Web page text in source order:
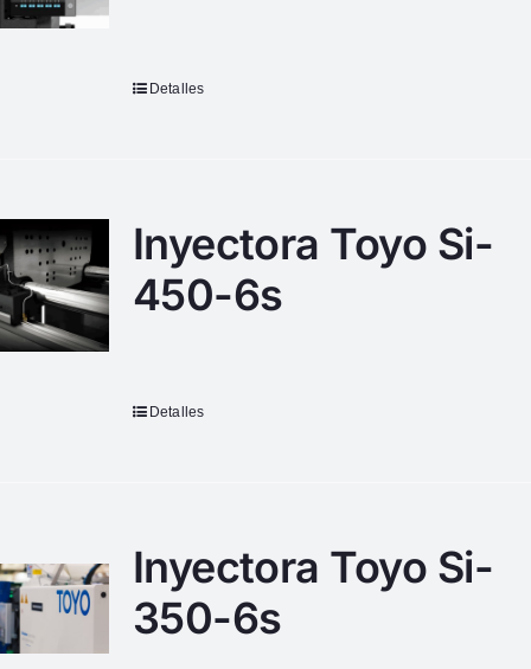
Detalles
Inyectora Toyo Si-
450-6s
Detalles
Inyectora Toyo Si-
350-6s